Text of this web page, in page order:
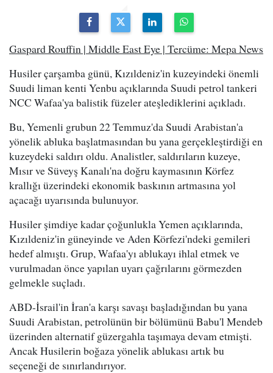
Gaspard Rouffin | Middle East Eye | Tercüme: Mepa News
Husiler çarşamba günü, Kızıldeniz'in kuzeyindeki önemli
Suudi liman kenti Yenbu açıklarında Suudi petrol tankeri
NCC Wafaa'ya balistik füzeler ateşlediklerini açıkladı.
Bu, Yemenli grubun 22 Temmuz'da Suudi Arabistan'a
yönelik abluka başlatmasından bu yana gerçekleştirdiği en
kuzeydeki saldırı oldu. Analistler, saldırıların kuzeye,
Mısır ve Süveyş Kanalı'na doğru kaymasının Körfez
krallığı üzerindeki ekonomik baskının artmasına yol
açacağı uyarısında bulunuyor.
Husiler şimdiye kadar çoğunlukla Yemen açıklarında,
Kızıldeniz'in güneyinde ve Aden Körfezi'ndeki gemileri
hedef almıştı. Grup, Wafaa'yı ablukayı ihlal etmek ve
vurulmadan önce yapılan uyarı çağrılarını görmezden
gelmekle suçladı.
ABD-İsrail'in İran'a karşı savaşı başladığından bu yana
Suudi Arabistan, petrolünün bir bölümünü Babu'l Mendeb
üzerinden alternatif güzergahla taşımaya devam etmişti.
Ancak Husilerin boğaza yönelik ablukası artık bu
seçeneği de sınırlandırıyor.